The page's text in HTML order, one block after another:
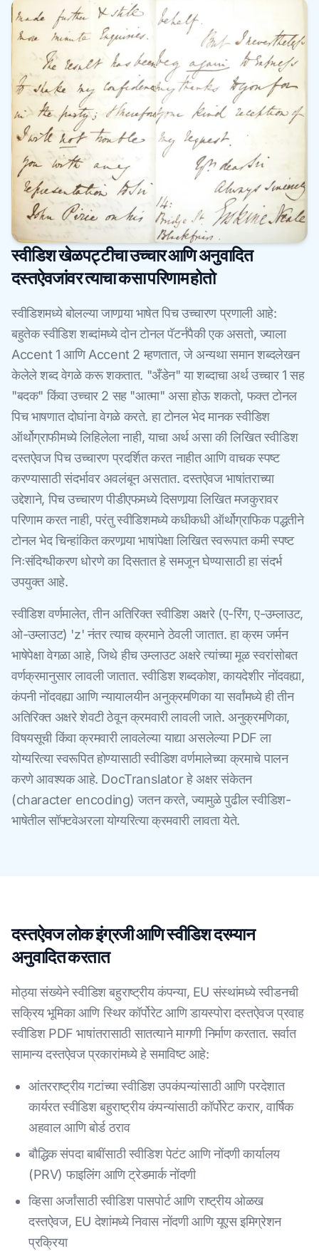
स्वीडिश खेळपट्टीचा उच्चार आणि अनुवादित
दस्तऐवजांवर त्याचा कसा परिणाम होतो
स्वीडिशमध्ये बोलल्या जाणार्‍या भाषेत पिच उच्चारण प्रणाली आहे:
बहुतेक स्वीडिश शब्दांमध्ये दोन टोनल पॅटर्नपैकी एक असतो, ज्याला
Accent 1 आणि Accent 2 म्हणतात, जे अन्यथा समान शब्दलेखन
केलेले शब्द वेगळे करू शकतात. "अँडेन" या शब्दाचा अर्थ उच्चार 1 सह
"बदक" किंवा उच्चार 2 सह "आत्मा" असा होऊ शकतो, फक्त टोनल
पिच भाषणात दोघांना वेगळे करते. हा टोनल भेद मानक स्वीडिश
ऑर्थोग्राफीमध्ये लिहिलेला नाही, याचा अर्थ असा की लिखित स्वीडिश
दस्तऐवज पिच उच्चारण प्रदर्शित करत नाहीत आणि वाचक स्पष्ट
करण्यासाठी संदर्भावर अवलंबून असतात. दस्तऐवज भाषांतराच्या
उद्देशाने, पिच उच्चारण पीडीएफमध्ये दिसणार्‍या लिखित मजकुरावर
परिणाम करत नाही, परंतु स्वीडिशमध्ये कधीकधी ऑर्थोग्राफिक पद्धतीने
टोनल भेद चिन्हांकित करणार्‍या भाषांपेक्षा लिखित स्वरूपात कमी स्पष्ट
निःसंदिग्धीकरण धोरणे का दिसतात हे समजून घेण्यासाठी हा संदर्भ
उपयुक्त आहे.
स्वीडिश वर्णमालेत, तीन अतिरिक्त स्वीडिश अक्षरे (ए-रिंग, ए-उम्लाउट,
ओ-उम्लाउट) 'z' नंतर त्याच क्रमाने ठेवली जातात. हा क्रम जर्मन
भाषेपेक्षा वेगळा आहे, जिथे हीच उम्लाउट अक्षरे त्यांच्या मूळ स्वरांसोबत
वर्णक्रमानुसार लावली जातात. स्वीडिश शब्दकोश, कायदेशीर नोंदवह्या,
कंपनी नोंदवह्या आणि न्यायालयीन अनुक्रमणिका या सर्वांमध्ये ही तीन
अतिरिक्त अक्षरे शेवटी ठेवून क्रमवारी लावली जाते. अनुक्रमणिका,
विषयसूची किंवा क्रमवारी लावलेल्या याद्या असलेल्या PDF ला
योग्यरित्या स्वरूपित होण्यासाठी स्वीडिश वर्णमालेच्या क्रमाचे पालन
करणे आवश्यक आहे. DocTranslator हे अक्षर संकेतन
(character encoding) जतन करते, ज्यामुळे पुढील स्वीडिश-
भाषेतील सॉफ्टवेअरला योग्यरित्या क्रमवारी लावता येते.
दस्तऐवज लोक इंग्रजी आणि स्वीडिश दरम्यान
अनुवादित करतात
मोठ्या संख्येने स्वीडिश बहुराष्ट्रीय कंपन्या, EU संस्थांमध्ये स्वीडनची
सक्रिय भूमिका आणि स्थिर कॉर्पोरेट आणि डायस्पोरा दस्तऐवज प्रवाह
स्वीडिश PDF भाषांतरासाठी सातत्याने मागणी निर्माण करतात. सर्वात
सामान्य दस्तऐवज प्रकारांमध्ये हे समाविष्ट आहे:
आंतरराष्ट्रीय गटांच्या स्वीडिश उपकंपन्यांसाठी आणि परदेशात
कार्यरत स्वीडिश बहुराष्ट्रीय कंपन्यांसाठी कॉर्पोरेट करार, वार्षिक
अहवाल आणि बोर्ड ठराव
बौद्धिक संपदा बाबींसाठी स्वीडिश पेटंट आणि नोंदणी कार्यालय
(PRV) फाइलिंग आणि ट्रेडमार्क नोंदणी
व्हिसा अर्जांसाठी स्वीडिश पासपोर्ट आणि राष्ट्रीय ओळख
दस्तऐवज, EU देशांमध्ये निवास नोंदणी आणि यूएस इमिग्रेशन
प्रक्रिया